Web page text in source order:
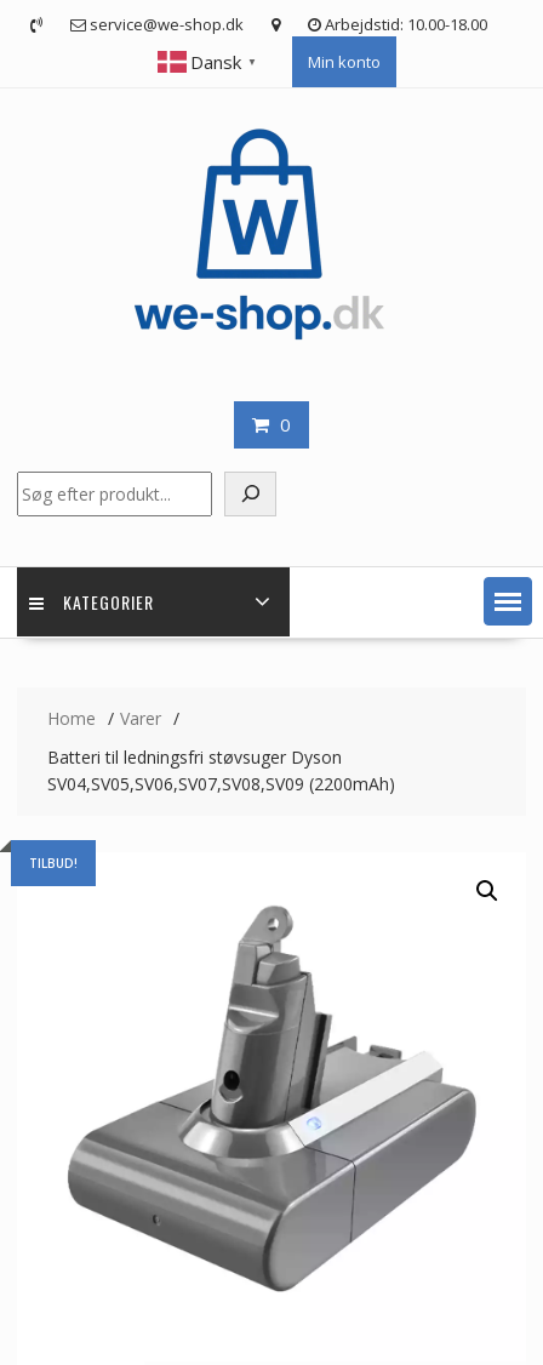
service@we-shop.dk Arbejdstid: 10.00-18.00
Dansk ▼ Min konto
0
KATEGORIER
Home
Varer
Batteri til ledningsfri støvsuger Dyson
SV04,SV05,SV06,SV07,SV08,SV09 (2200mAh)
TILBUD!